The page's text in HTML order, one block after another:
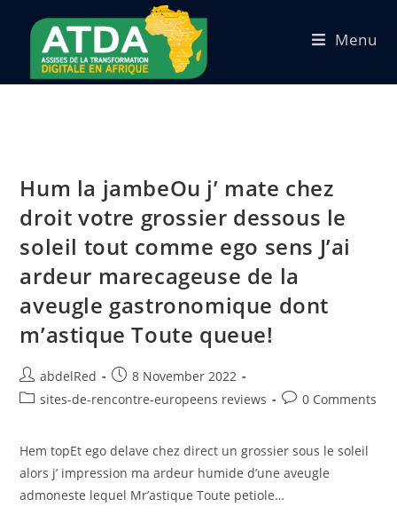
Menu
Hum la jambeOu j’ mate chez
droit votre grossier dessous le
soleil tout comme ego sens J’ai
ardeur marecageuse de la
aveugle gastronomique dont
m’astique Toute queue!
abdelRed
8 November 2022
sites-de-rencontre-europeens reviews
0 Comments
Hem topEt ego delave chez direct un grossier sous le soleil
alors j’ impression ma ardeur humide d’une aveugle
admoneste lequel Mr’astique Toute petiole…